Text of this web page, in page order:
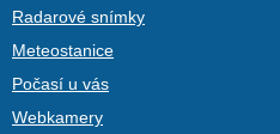
Radarové snímky
Meteostanice
Počasí u vás
Webkamery